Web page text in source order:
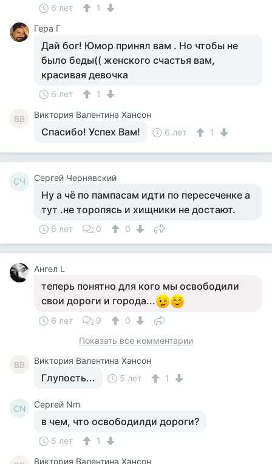
6 лет
1
Гера Г
Дай бог! Юмор принял вам . Но чтобы не
было беды(( женского счастья вам,
красивая девочка
6 лет 1
ВВ Виктория Валентина Хансон
Спасибо! Успех Вам! 6 лет 1
СЧ Сергей Чернявский
Ну а чё по пампасам идти по пересеченке а
тут .не торопясь и хищники не достают.
6 лет 0 0
Ангел L
теперь понятно для кого мы освободили
свои дороги и города...
6 лет 9
0
Показать все комментарии
ВВ Виктория Валентина Хансон
Глупость... 5 лет 1
СN Сергей Nm
в чем, что освободилди дороги?
5 лет 1
Виктория Валентина Хансон